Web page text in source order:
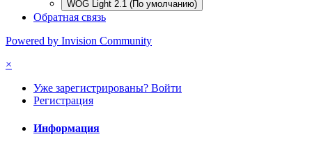
WOG Light 2.1 (По умолчанию)
Обратная связь
Powered by Invision Community
×
Уже зарегистрированы? Войти
Регистрация
Информация